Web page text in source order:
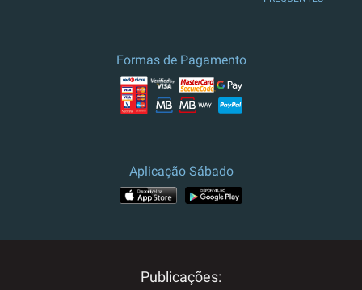
Formas de Pagamento
Aplicação Sábado
Publicações: